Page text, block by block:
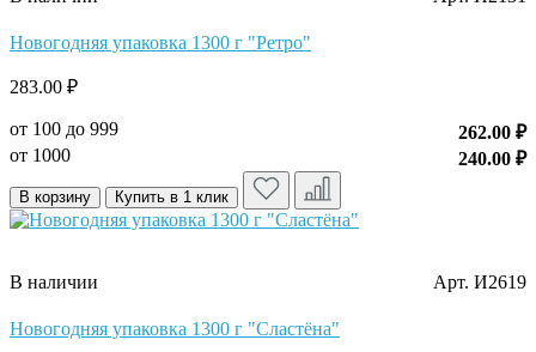
Новогодняя упаковка 1300 г "Ретро"
283.00 ₽
от 100 до 999
262.00 ₽
от 1000
240.00 ₽
В корзину Купить в 1 клик
В наличии Арт. И2619
Новогодняя упаковка 1300 г "Сластёна"